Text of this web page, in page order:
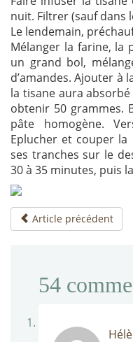
nuit. Filtrer (sauf dans
Le lendemain,
Mélanger la farine, la
un grand bol,
d’amandes. Ajouter à
la tisane aura
obtenir 50 grammes.
pâte homogène.
Eplucher et couper
ses tranches sur le
30 à 35 minutes, puis
Article précédent
54